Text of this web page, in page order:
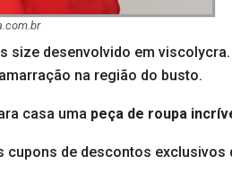
size desenvolvido em
na região do busto.
casa uma peça de roupa
cupons de descontos exclusivos